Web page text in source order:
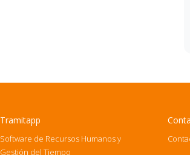
Tramitapp
Software de Recursos Humanos y
Gestión del Tiempo